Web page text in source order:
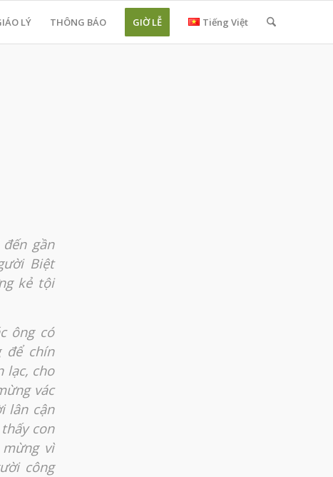
LÝ THÔNG BÁO GIỜ LỄ Tiếng Việt
gần
Biệt
kẻ tội
ông có
để chín
lạc, cho
vác
lân cận
con
vì
công